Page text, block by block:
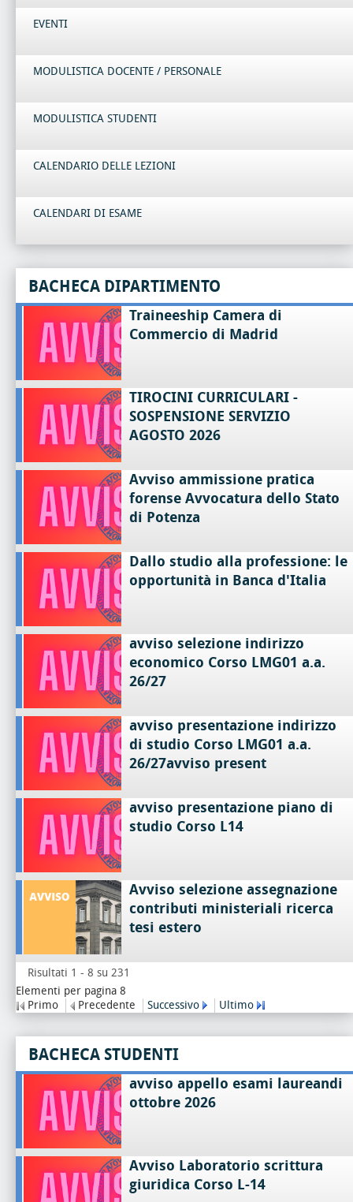
EVENTI
MODULISTICA DOCENTE / PERSONALE
MODULISTICA STUDENTI
CALENDARIO DELLE LEZIONI
CALENDARI DI ESAME
BACHECA DIPARTIMENTO
Traineeship Camera di
Commercio di Madrid
TIROCINI CURRICULARI -
SOSPENSIONE SERVIZIO
AGOSTO 2026
Avviso ammissione pratica
forense Avvocatura dello Stato
di Potenza
Dallo studio alla professione: le
opportunità in Banca d'Italia
avviso selezione indirizzo
economico Corso LMG01 a.a.
26/27
avviso presentazione indirizzo
di studio Corso LMG01 a.a.
26/27avviso present
avviso presentazione piano di
studio Corso L14
Avviso selezione assegnazione
contributi ministeriali ricerca
tesi estero
Risultati 1 - 8 su 231
Elementi per pagina 8
Primo
Precedente Successivo Ultimo
BACHECA STUDENTI
avviso appello esami laureandi
ottobre 2026
Avviso Laboratorio scrittura
giuridica Corso L-14